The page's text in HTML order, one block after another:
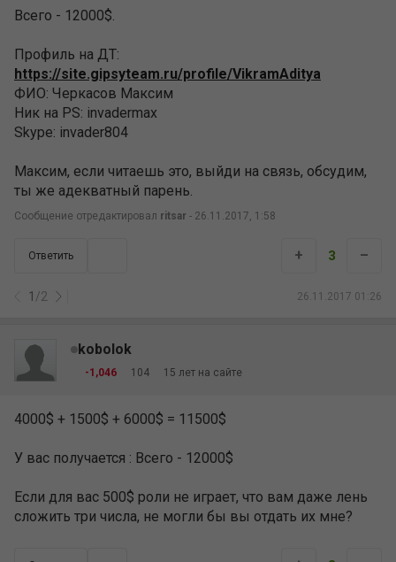
Всего - 12000$.
Профиль на ДТ:
https://site.gipsyteam.ru/profile/VikramAditya
ФИО: Черкасов Максим
Ник на PS: invadermax
Skype: invader804
Максим, если читаешь это, выйди на связь, обсудим,
ты же адекватный парень.
Сообщение отредактировал ritsar - 26.11.2017, 1:58
Ответить
1 /2 26.11.2017 01:26
+ 3 –
kobolok
-1,046 104 15 лет на сайте
4000$ + 1500$ + 6000$ = 11500$
У вас получается : Всего - 12000$
Если для вас 500$ роли не играет, что вам даже лень
сложить три числа, не могли бы вы отдать их мне?